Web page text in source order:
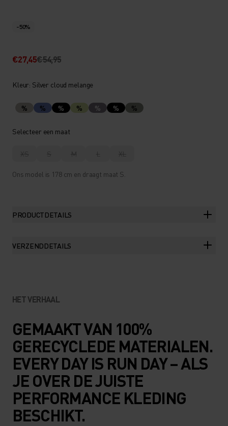
-50%
€27,45€54,95
Kleur: Silver cloud melange
% % % % % % %
Selecteer een maat
XS S M L XL
Ons model is 178 cm en draagt maat S.
PRODUCTDETAILS
VERZENDDETAILS
HET VERHAAL
GEMAAKT VAN 100%
GERECYCLEDE MATERIALEN.
EVERY DAY IS RUN DAY – ALS
JE OVER DE JUISTE
PERFORMANCE KLEDING
BESCHIKT.